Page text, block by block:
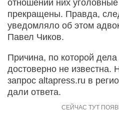
отношении них
прекращены. Правда,
уведомляло об этом
Павел Чиков.
Причина, по которой дела
достоверно не известна.
запрос altapress.ru в
дали ответа.